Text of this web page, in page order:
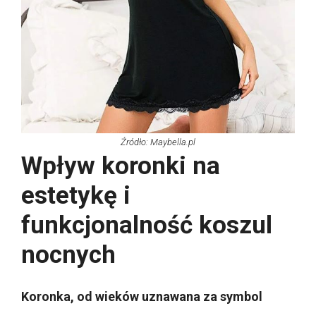
Źródło: Maybella.pl
Wpływ koronki na
estetykę i
funkcjonalność koszul
nocnych
Koronka, od wieków uznawana za symbol